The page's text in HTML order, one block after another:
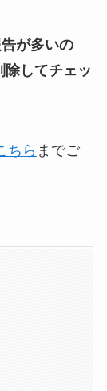
が多いの
してチェッ
ちら までご